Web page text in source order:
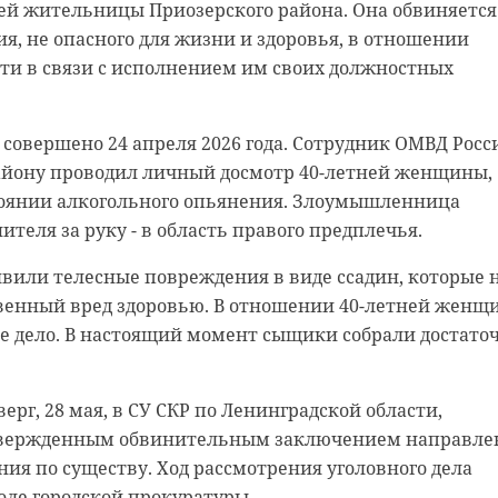
жительницы Приозерского района. Она
не опасного для жизни и здоровья, в отношении
в связи с исполнением им своих должностных
24 апреля 2026 года. Сотрудник ОМВД
проводил личный досмотр 40-летней женщины,
алкогольного опьянения. Злоумышленница
за руку - в область правого предплечья.
телесные повреждения в виде ссадин, которые
вред здоровью. В отношении 40-летней
дело. В настоящий момент сыщики собрали
28 мая, в СУ СКР по Ленинградской области,
обвинительным заключением
по существу. Ход рассмотрения уголовного дела
нас в
"Золото Ладоги". Соревнования входят в
международного экономического форума и
бороться не только друг с другом, но и с погодой.
активные атаки и борьба за промежуточные
команды "Мангазея – Московский спорт", буквально
молодого Егора Костырю. Третьим стал Денис
нас в
учения по тушению условного пожара.
при задымлении и как быстро вывести
из работников. Сотрудники сразу вызвали
по заранее отработанным маршрутам.
караул 145 ПЧ, выяснилось, что в здании остался
оборудования.
и без сбоев,рассказалив Леноблпожспасе в